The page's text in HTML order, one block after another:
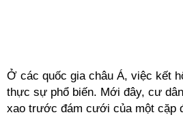
Ở các quốc gia châu Á, việc kết
thực sự phổ biến. Mới đây, cư
xao trước đám cưới của một cặp